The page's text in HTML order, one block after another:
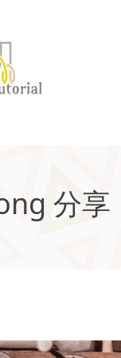
分享